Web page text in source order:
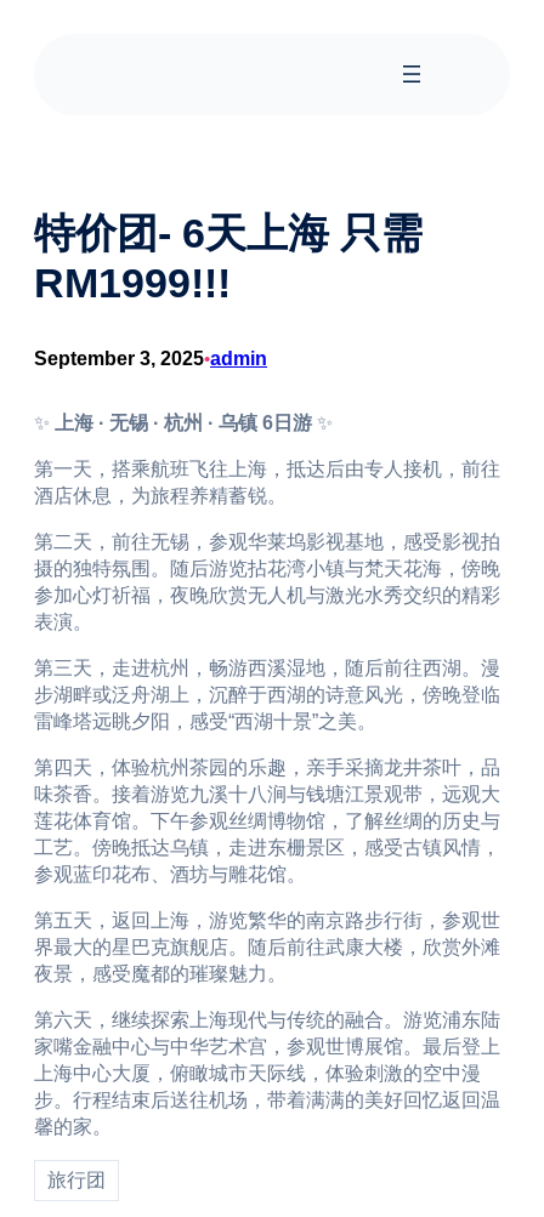
特价团- 6天上海 只需
RM1999!!!
September 3, 2025•admin
✨ 上海 · 无锡 · 杭州 · 乌镇 6日游 ✨
第一天，搭乘航班飞往上海，抵达后由专人接机，前往
酒店休息，为旅程养精蓄锐。
第二天，前往无锡，参观华莱坞影视基地，感受影视拍
摄的独特氛围。随后游览拈花湾小镇与梵天花海，傍晚
参加心灯祈福，夜晚欣赏无人机与激光水秀交织的精彩
表演。
第三天，走进杭州，畅游西溪湿地，随后前往西湖。漫
步湖畔或泛舟湖上，沉醉于西湖的诗意风光，傍晚登临
雷峰塔远眺夕阳，感受“西湖十景”之美。
第四天，体验杭州茶园的乐趣，亲手采摘龙井茶叶，品
味茶香。接着游览九溪十八涧与钱塘江景观带，远观大
莲花体育馆。下午参观丝绸博物馆，了解丝绸的历史与
工艺。傍晚抵达乌镇，走进东栅景区，感受古镇风情，
参观蓝印花布、酒坊与雕花馆。
第五天，返回上海，游览繁华的南京路步行街，参观世
界最大的星巴克旗舰店。随后前往武康大楼，欣赏外滩
夜景，感受魔都的璀璨魅力。
第六天，继续探索上海现代与传统的融合。游览浦东陆
家嘴金融中心与中华艺术宫，参观世博展馆。最后登上
上海中心大厦，俯瞰城市天际线，体验刺激的空中漫
步。行程结束后送往机场，带着满满的美好回忆返回温
馨的家。
旅行团